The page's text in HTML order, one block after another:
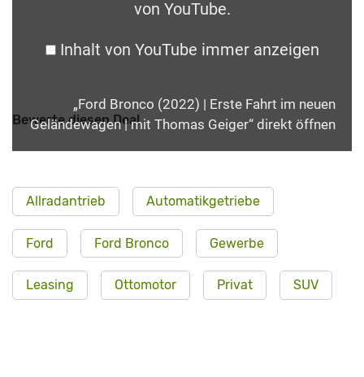
von YouTube.
Inhalt von YouTube immer anzeigen
„Ford Bronco (2022) | Erste Fahrt im neuen
Geländewagen | mit Thomas Geiger“ direkt öffnen
Bewerte diesen Deal
Allradantrieb Automatikgetriebe
Ford Ford Bronco Gewerbe
Leasing Ottomotor Privat SUV